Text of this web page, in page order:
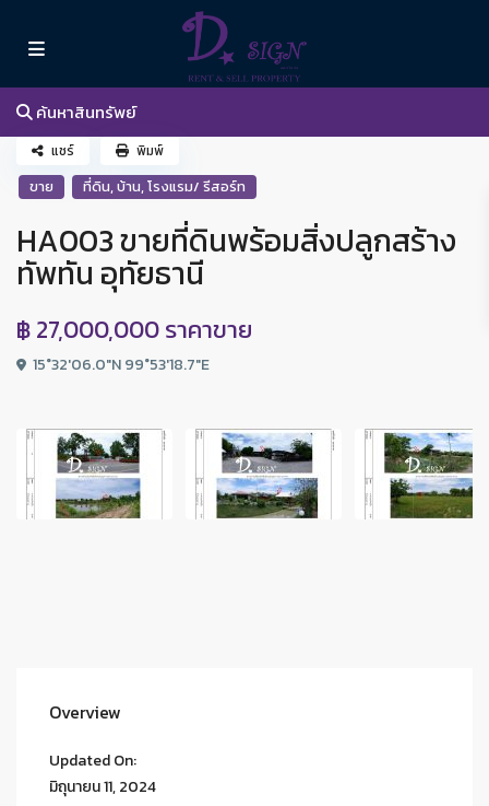
ค้นหาสินทรัพย์
ขาย ที่ดิน,บ้าน,โรงแรม/ รีสอร์ท
HA003 ขายที่ดินพร้อมสิ่งปลูกสร้าง
ทัพทัน อุทัยธานี
฿ 27,000,000ราคาขาย
15°32'06.0"N 99°53'18.7"E
แชร์ พิมพ์
Overview
Updated On:
มิถุนายน 11, 2024